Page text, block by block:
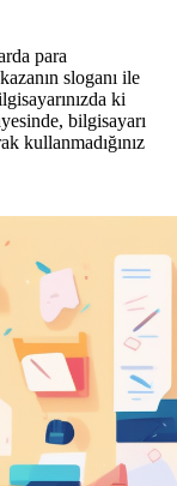
para
sloganı ile
ki
bilgisayarı
kullanmadığınız